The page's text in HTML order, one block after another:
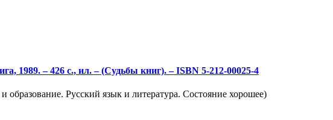
1989. – 426 с., ил. – (Судьбы книг). – ISBN 5-212-00025-4
Русский язык и литература. Состояние хорошее)